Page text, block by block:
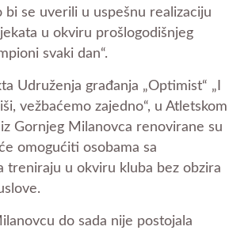
bi se uverili u uspešnu realizaciju
u okviru prošlogodišnjeg
svaki dan“.
Udruženja građanja „Optimist“ „I
vežbaćemo zajedno“, u Atletskom
iz Gornjeg Milanovca renovirane su
omogućiti osobama sa
treniraju u okviru kluba bez obzira
do sada nije postojala